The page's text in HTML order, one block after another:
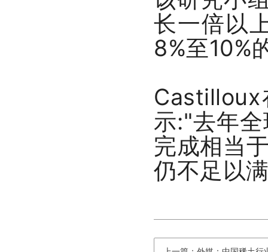
长一倍以
8%至10%
示:"去年
完成相当
仍不足以